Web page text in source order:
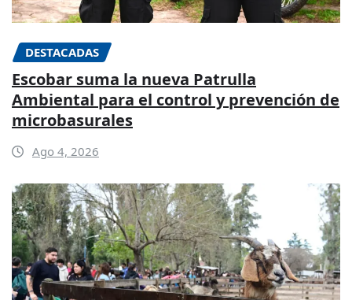
DESTACADAS
Escobar suma la nueva Patrulla
Ambiental para el control y prevención de
microbasurales
Ago 4, 2026